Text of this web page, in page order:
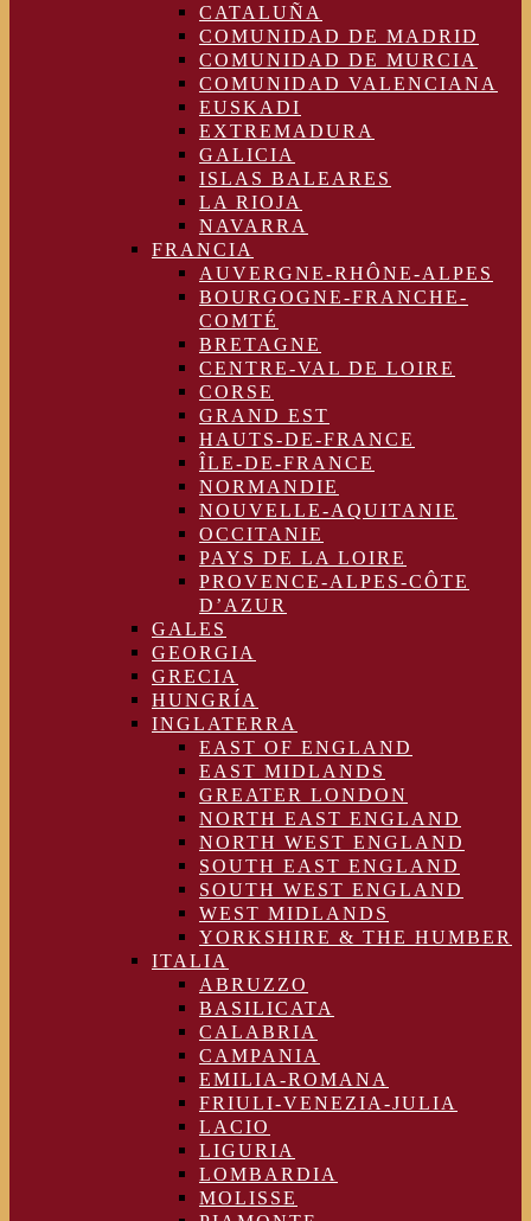
CATALUÑA
COMUNIDAD DE MADRID
COMUNIDAD DE MURCIA
COMUNIDAD VALENCIANA
EUSKADI
EXTREMADURA
GALICIA
ISLAS BALEARES
LA RIOJA
NAVARRA
FRANCIA
AUVERGNE-RHÔNE-ALPES
BOURGOGNE-FRANCHE-
COMTÉ
BRETAGNE
CENTRE-VAL DE LOIRE
CORSE
GRAND EST
HAUTS-DE-FRANCE
ÎLE-DE-FRANCE
NORMANDIE
NOUVELLE-AQUITANIE
OCCITANIE
PAYS DE LA LOIRE
PROVENCE-ALPES-CÔTE
D’AZUR
GALES
GEORGIA
GRECIA
HUNGRÍA
INGLATERRA
EAST OF ENGLAND
EAST MIDLANDS
GREATER LONDON
NORTH EAST ENGLAND
NORTH WEST ENGLAND
SOUTH EAST ENGLAND
SOUTH WEST ENGLAND
WEST MIDLANDS
YORKSHIRE & THE HUMBER
ITALIA
ABRUZZO
BASILICATA
CALABRIA
CAMPANIA
EMILIA-ROMANA
FRIULI-VENEZIA-JULIA
LACIO
LIGURIA
LOMBARDIA
MOLISSE